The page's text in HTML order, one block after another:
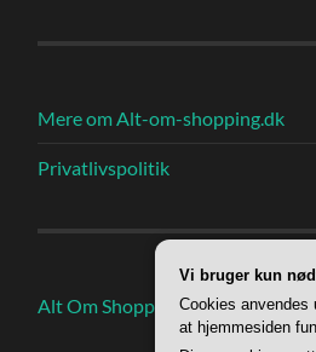
Mere om Alt-om-shopping.dk
Privatlivspolitik
Alt Om Shoppings Indlæg
Vi bruger kun
Cookies anvendes
at hjemmesiden